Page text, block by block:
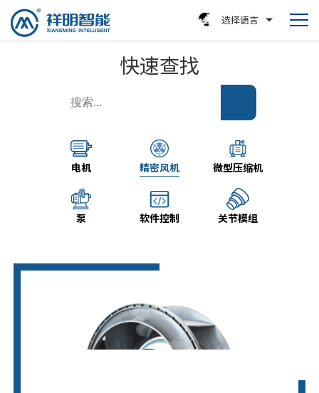
选择语言
快速查找
电机 精密风机 微型压缩机
泵 软件控制 关节模组